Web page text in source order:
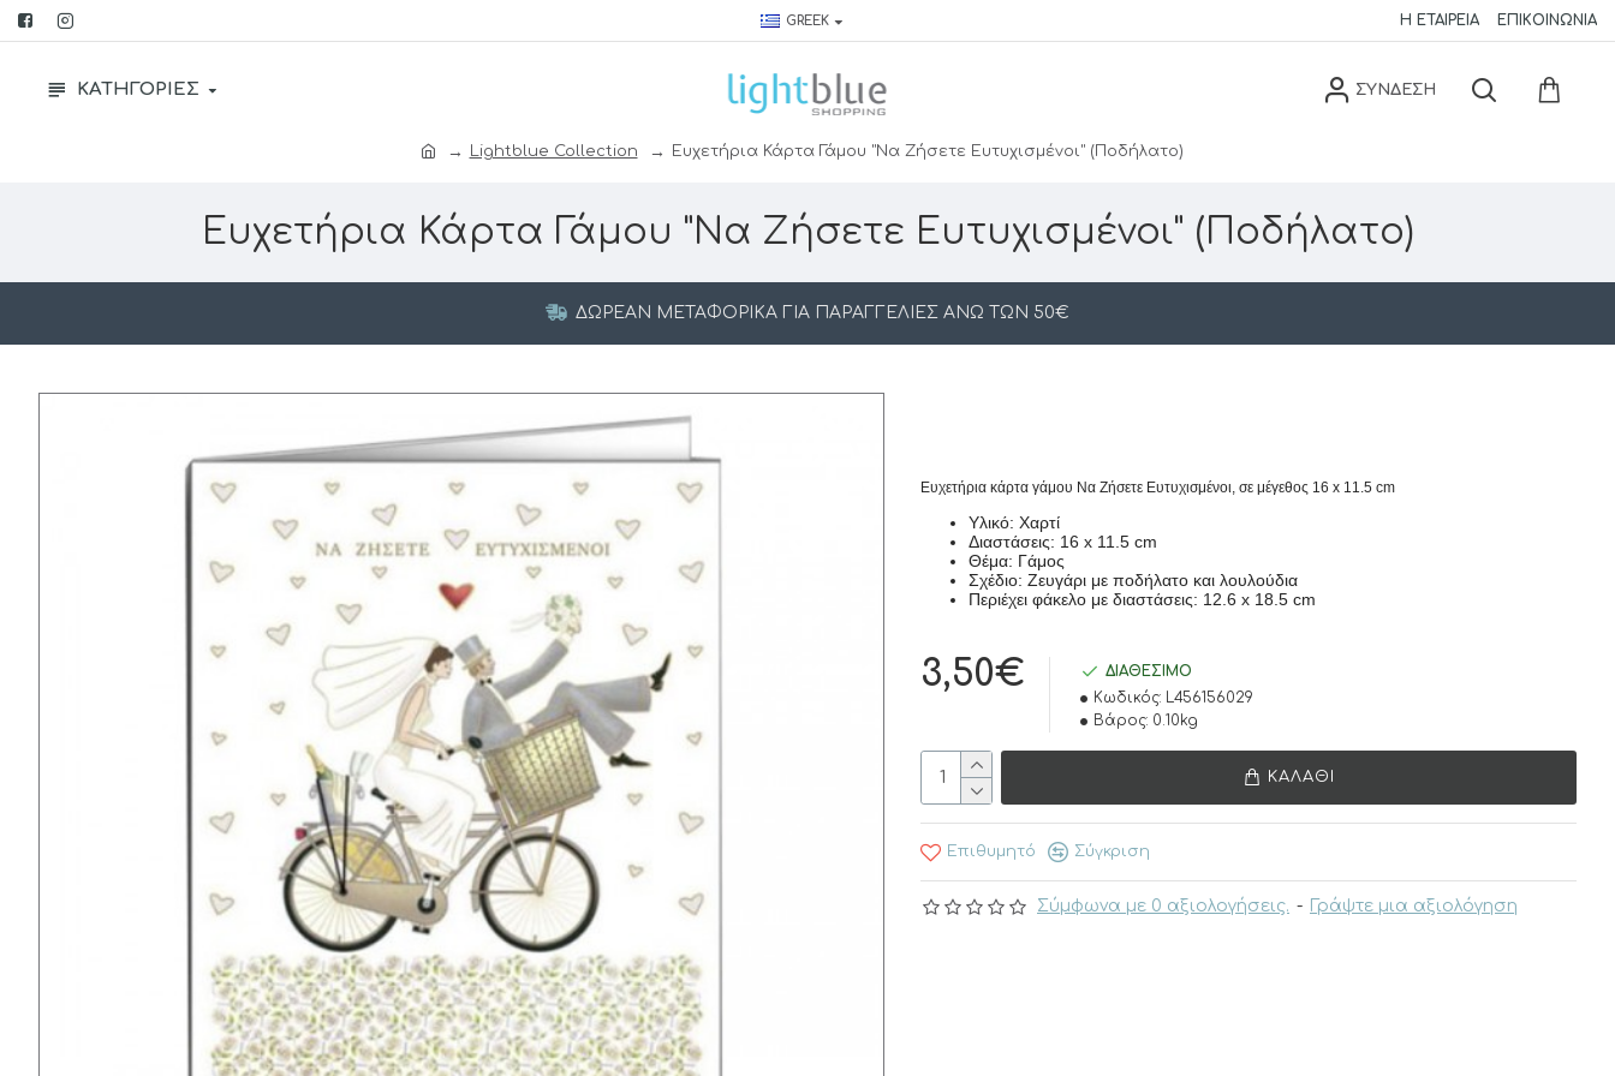
GREEK Η ΕΤΑΙΡΕΊΑ ΕΠΙΚΟΙΝΩΝΊΑ
ΚΑΤΗΓΟΡΙΕΣ ΣΥΝΔΕΣΗ
Lightblue Collection Ευχετήρια Κάρτα Γάμου "Να Ζήσετε Ευτυχισμένοι" (Ποδήλατο)
Ευχετήρια Κάρτα Γάμου "Να Ζήσετε Ευτυχισμένοι" (Ποδήλατο)
ΔΩΡΕΆΝ ΜΕΤΑΦΟΡΙΚΆ ΓΙΑ ΠΑΡΑΓΓΕΛΊΕΣ ΆΝΩ ΤΩΝ 50€
Ευχετήρια κάρτα γάμου Να Ζήσετε Ευτυχισμένοι, σε μέγεθος 16 x 11.5 cm
Υλικό: Χαρτί
Διαστάσεις: 16 x 11.5 cm
Θέμα: Γάμος
Σχέδιο: Ζευγάρι με ποδήλατο και λουλούδια
Περιέχει φάκελο με διαστάσεις: 12.6 x 18.5 cm
Σύμφωνα με 0 αξιολογήσεις. - Γράψτε μια αξιολόγηση
3,50€
ΔΙΑΘΈΣΙΜΟ
Κωδικός: L456156029
Βάρος: 0.10kg
ΚΑΛΆΘΙ
Επιθυμητό Σύγκριση